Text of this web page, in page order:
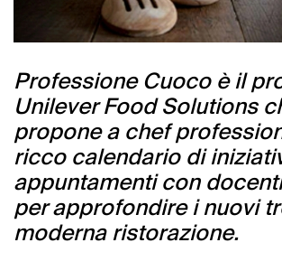
Professione Cuoco è il
Unilever Food Solutions
propone a chef
ricco calendario di
appuntamenti con
per approfondire i nuovi
moderna ristorazione.